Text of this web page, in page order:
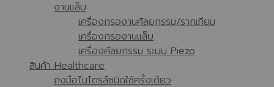
งานแล็บ
เครื่องกรองานศัลยกรรม/รากเทียม
เครื่องกรองานแล็บ
เครื่องศัลยกรรม ระบบ Piezo
สินค้า Healthcare
ถุงมือไนไตรล์ชนิดใช้ครั้งเดียว